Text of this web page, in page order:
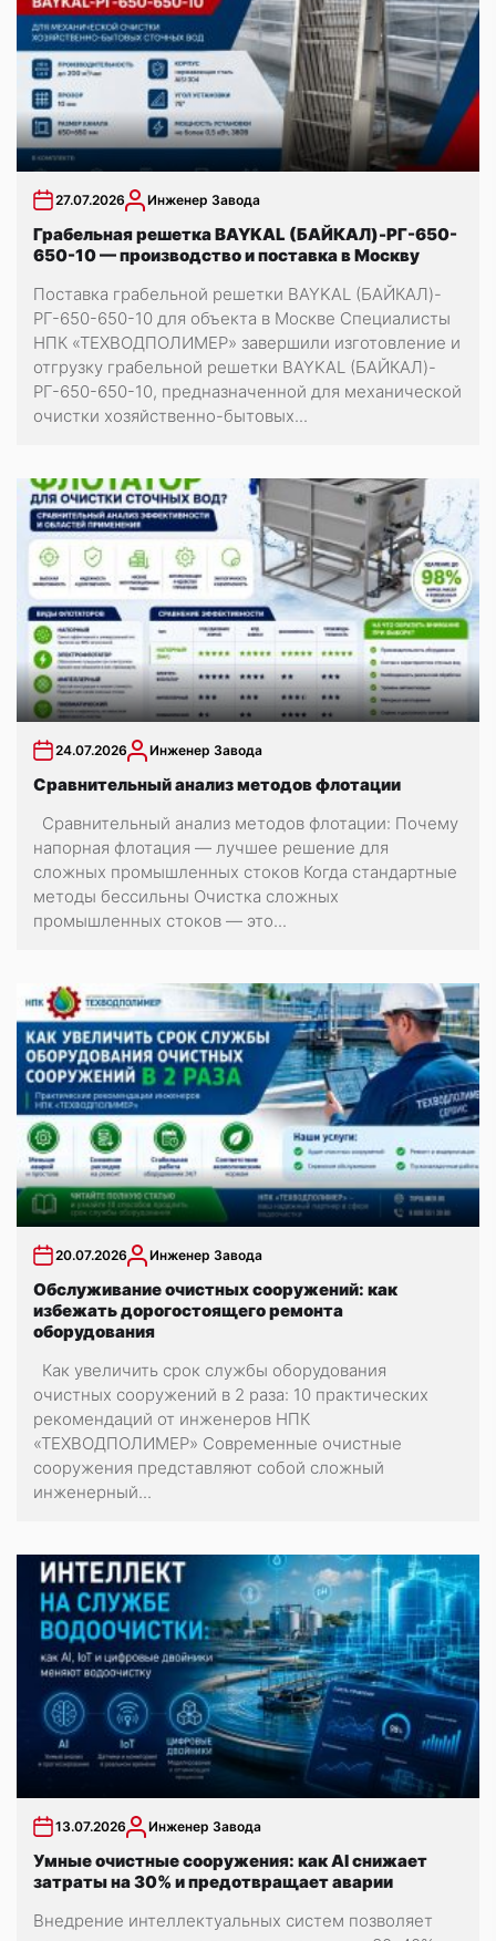
27.07.2026 Инженер Завода
Грабельная решетка BAYKAL (БАЙКАЛ)-РГ-650-
650-10 — производство и поставка в Москву
Поставка грабельной решетки BAYKAL (БАЙКАЛ)-
РГ-650-650-10 для объекта в Москве Специалисты
НПК «ТЕХВОДПОЛИМЕР» завершили изготовление и
отгрузку грабельной решетки BAYKAL (БАЙКАЛ)-
РГ-650-650-10, предназначенной для механической
очистки хозяйственно-бытовых...
24.07.2026 Инженер Завода
Сравнительный анализ методов флотации
Сравнительный анализ методов флотации: Почему
напорная флотация — лучшее решение для
сложных промышленных стоков Когда стандартные
методы бессильны Очистка сложных
промышленных стоков — это...
20.07.2026 Инженер Завода
Обслуживание очистных сооружений: как
избежать дорогостоящего ремонта
оборудования
Как увеличить срок службы оборудования
очистных сооружений в 2 раза: 10 практических
рекомендаций от инженеров НПК
«ТЕХВОДПОЛИМЕР» Современные очистные
сооружения представляют собой сложный
инженерный...
13.07.2026 Инженер Завода
Умные очистные сооружения: как AI снижает
затраты на 30% и предотвращает аварии
Внедрение интеллектуальных систем позволяет